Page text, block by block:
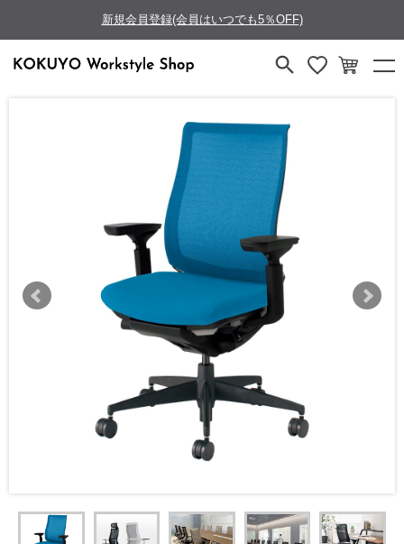
新規会員登録(会員はいつでも5％OFF)